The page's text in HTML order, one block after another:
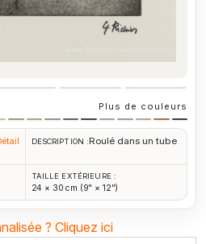
Plus de couleurs
DESCRIPTION :Roulé dans un tube
TAILLE EXTÉRIEURE :
24 × 30 cm (9" × 12")
? Cliquez ici